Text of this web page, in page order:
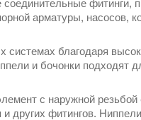
фитинги,
арматуры, насосов,
благодаря
и бочонки подходят
с наружной
других фитингов.